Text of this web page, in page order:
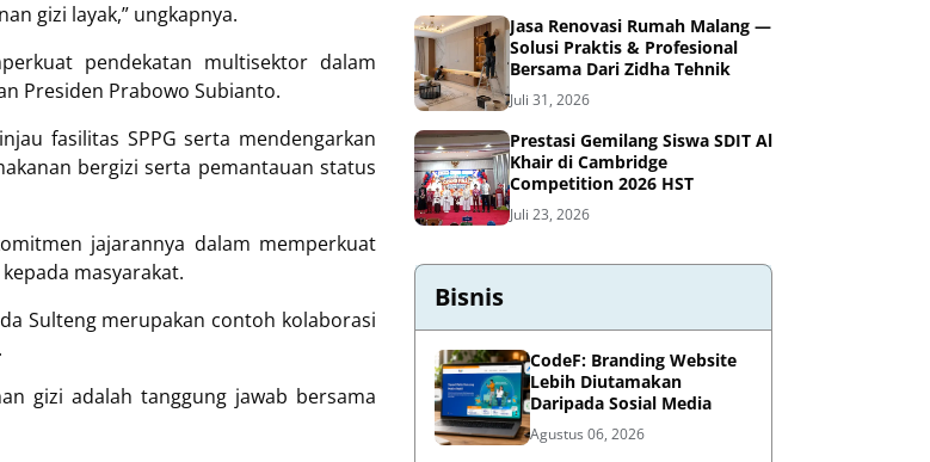
gizi layak,” ungkapnya.
pendekatan multisektor dalam
Presiden Prabowo Subianto.
fasilitas SPPG serta mendengarkan
bergizi serta pemantauan status
jajarannya dalam memperkuat
masyarakat.
Sulteng merupakan contoh kolaborasi
gizi adalah tanggung jawab bersama
Jasa Renovasi Rumah Malang —
Solusi Praktis & Profesional
Bersama Dari Zidha Tehnik
Juli 31, 2026
Prestasi Gemilang Siswa SDIT Al
Khair di Cambridge
Competition 2026 HST
Juli 23, 2026
Bisnis
CodeF: Branding Website
Lebih Diutamakan
Daripada Sosial Media
Agustus 06, 2026